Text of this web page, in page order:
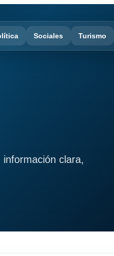
Sociales Turismo
clara,